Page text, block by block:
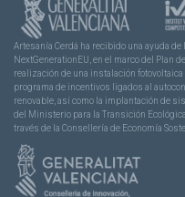
Artesanía Cerdá ha recibido una ayuda
NextGenerationEU, en el marco del Plan
realización de una instalación
programa de incentivos ligados al
renovable, así como la implantación de
del Ministerio para la Transición
través de la Consellería de Economía